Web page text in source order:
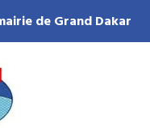
de Grand Dakar